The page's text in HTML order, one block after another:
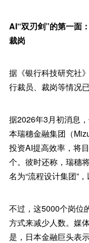
AI“双刃剑”的第一面
裁岗
据《银行科技研究社
行裁员、裁岗等情况
据2026年3月初消息
本瑞穗金融集团（
投资AI提高效率，将
个。彼时还称，瑞穗
名为“流程设计集团”
不过，这5000个岗位
方式来减少人数。媒
是，日本金融巨头表